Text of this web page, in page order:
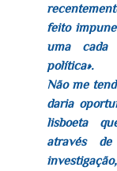
feito
uma cada
política».
Não me
daria
lisboeta
através